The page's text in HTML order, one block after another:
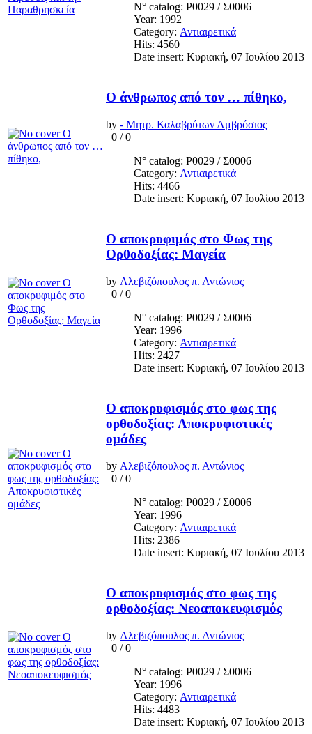
N° catalog: Ρ0029 / Σ0006
Year: 1992
Category: Αντιαιρετικά
Hits: 4560
Date insert: Κυριακή, 07 Ιουλίου 2013
Ο άνθρωπος από τον … πίθηκο,
by - Μητρ. Καλαβρύτων Αμβρόσιος
0 /0
N° catalog: Ρ0029 / Σ0006
Category: Αντιαιρετικά
Hits: 4466
Date insert: Κυριακή, 07 Ιουλίου 2013
Ο αποκρυφιμός στο Φως της
Ορθοδοξίας: Μαγεία
by Αλεβιζόπουλος π. Αντώνιος
0 /0
N° catalog: Ρ0029 / Σ0006
Year: 1996
Category: Αντιαιρετικά
Hits: 2427
Date insert: Κυριακή, 07 Ιουλίου 2013
Ο αποκρυφισμός στο φως της
ορθοδοξίας: Αποκρυφιστικές
ομάδες
by Αλεβιζόπουλος π. Αντώνιος
0 /0
N° catalog: Ρ0029 / Σ0006
Year: 1996
Category: Αντιαιρετικά
Hits: 2386
Date insert: Κυριακή, 07 Ιουλίου 2013
Ο αποκρυφισμός στο φως της
ορθοδοξίας: Νεοαποκευφισμός
by Αλεβιζόπουλος π. Αντώνιος
0 /0
N° catalog: Ρ0029 / Σ0006
Year: 1996
Category: Αντιαιρετικά
Hits: 4483
Date insert: Κυριακή, 07 Ιουλίου 2013